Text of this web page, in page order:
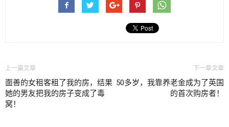
上一篇文章
面善的女租客租了我的房，结果
她的男友把我的房子变成了毒
窝！
下一章文章
50多岁，我靠养老金成为了英国
的首次购房者！